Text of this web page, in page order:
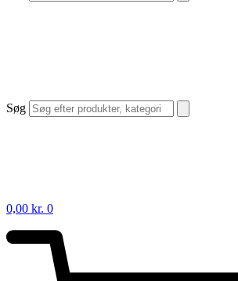
Søg
0,00 kr. 0